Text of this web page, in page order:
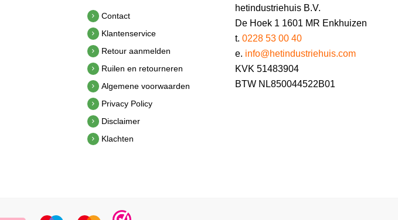
Contact
Klantenservice
Retour aanmelden
Ruilen en retourneren
Algemene voorwaarden
Privacy Policy
Disclaimer
Klachten
hetindustriehuis B.V.
De Hoek 1 1601 MR Enkhuizen
t. 0228 53 00 40
e. info@hetindustriehuis.com
KVK 51483904
BTW NL850044522B01